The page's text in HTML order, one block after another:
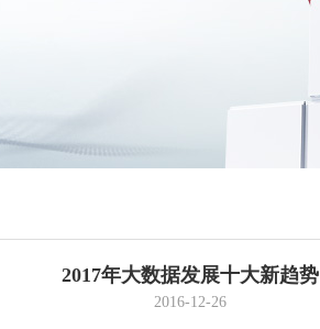
2017年大数据发展十大新趋势
2016-12-26